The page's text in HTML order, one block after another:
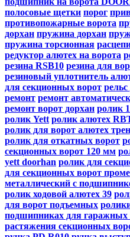
полосовые щетки порог
противопожарные ворота
дорхан пружина дорхан
пружина торсионная
редуктор алютех на ворота
резина RSB10 резина для
резиновый уплотнитель
для секционных ворот
ремонт ремонт
ремонт ворот дорхан ролик
ролик Yett ролик алютех
ролик для ворот алютех
ролик для откатных ворот
секционных ворот 120 мм
yett doorhan ролик для
для секционных ворот
металлический с
ролик ходовой алютех 39
для ворот подъемных
подшипниках для гаражных
растяжения секционных